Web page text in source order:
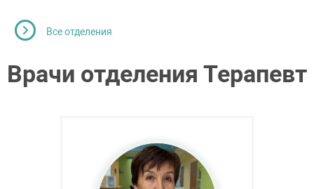
Все отделения
Врачи отделения Терапевт